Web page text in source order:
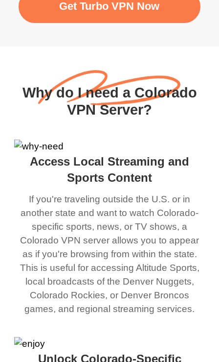
Get Turbo VPN Now
Why do I need a Colorado
VPN Server?
Access Local Streaming and
Sports Content
If you're traveling outside the U.S. or in
another state and want to watch Colorado-
specific sports, news, or TV shows, a
Colorado VPN server allows you to appear
as if you're browsing from within the state.
This is useful for accessing Altitude Sports,
local broadcasts of the Denver Nuggets,
Colorado Rockies, or Denver Broncos
games, and regional streaming services.
Unlock Colorado-Specific